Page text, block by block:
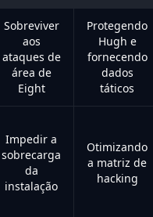
Sobreviver
aos
ataques de
área de
Eight
Protegendo
Hugh e
fornecendo
dados
táticos
Impedir a
sobrecarga
da
instalação
Otimizando
a matriz de
hacking